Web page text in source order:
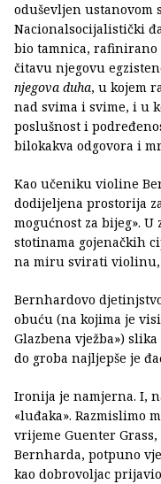
oduševljen ustanovom
Nacionalsocijalistički
bio tamnica, rafinirano
čitavu njegovu
njegova duha, u kojem
nad svima i svime, i u
poslušnost i
bilokakva odgovora i
Kao učeniku violine
dodijeljena prostorija
mogućnost za bijeg».
stotinama gojenačkih
na miru svirati violinu,
Bernhardovo
obuću (na kojima je
Glazbena vježba»)
do groba najljepše je
Ironija je namjerna. I,
«luđaka». Razmislimo
vrijeme Guenter
Bernharda, potpuno
kao dobrovoljac